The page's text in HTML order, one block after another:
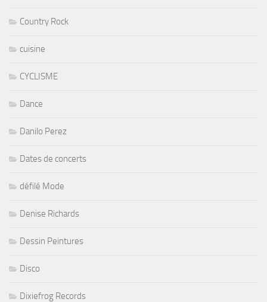
Country Rock
cuisine
CYCLISME
Dance
Danilo Perez
Dates de concerts
défilé Mode
Denise Richards
Dessin Peintures
Disco
Dixiefrog Records